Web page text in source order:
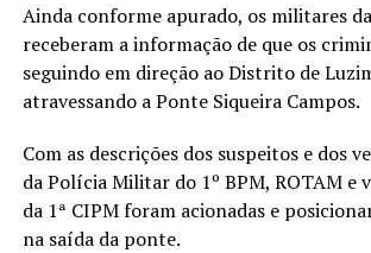
Ainda conforme apurado, os militares
receberam a informação de que os
seguindo em direção ao Distrito de
atravessando a Ponte Siqueira Campos.
Com as descrições dos suspeitos e dos
da Polícia Militar do 1º BPM, ROTAM e
da 1ª CIPM foram acionadas e
na saída da ponte.